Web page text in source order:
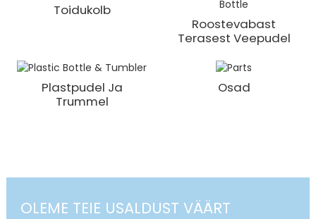
Toidukolb
Roostevabast
Terasest Veepudel
Plastpudel Ja
Trummel
Osad
OLEME TEIE USALDUST VÄÄRT